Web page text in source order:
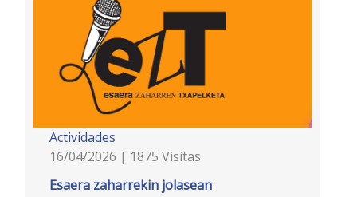
Actividades
16/04/2026 | 1875 Visitas
Esaera zaharrekin jolasean